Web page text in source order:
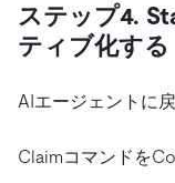
ステップ4.
ティブ化する
AIエージェントに
Claimコマンドを